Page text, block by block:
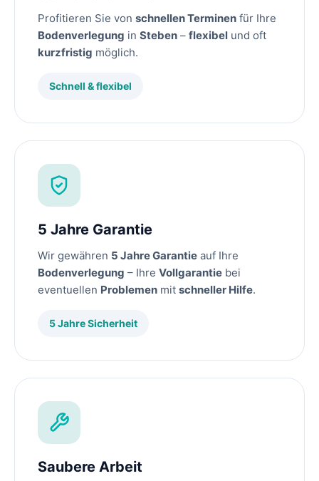
Profitieren Sie von schnellen Terminen für Ihre
Bodenverlegung in Steben – flexibel und oft
kurzfristig möglich.
Schnell & flexibel
5 Jahre Garantie
Wir gewähren 5 Jahre Garantie auf Ihre
Bodenverlegung – Ihre Vollgarantie bei
eventuellen Problemen mit schneller Hilfe.
5 Jahre Sicherheit
Saubere Arbeit